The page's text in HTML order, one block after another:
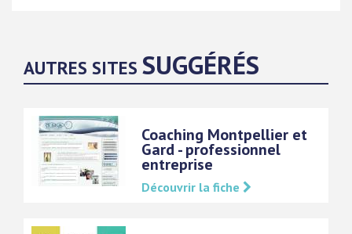
AUTRES SITES SUGGÉRÉS
Coaching Montpellier et
Gard - professionnel
entreprise
Découvrir la fiche